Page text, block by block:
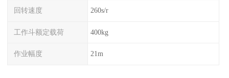
回转速度 260s/r
工作斗额定载荷 400kg
作业幅度 21m